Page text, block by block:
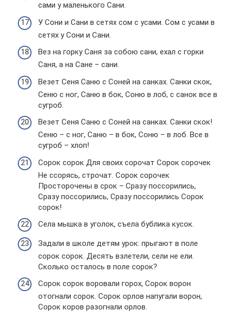
сами у маленького Сани.
У Сони и Сани в сетях сом с усами. Сом с усами в
сетях у Сони и Сани.
Вез на горку Саня за собою сани, ехал с горки
Саня, а на Сане – сани.
Везет Сеня Саню с Соней на санках. Санки скок,
Сеню с ног, Саню в бок, Соню в лоб, с санок все в
сугроб.
Везет Сеня Сaню с Соней нa сaнкaх. Сaнки скок!
Сеню – с ног, Сaню – в бок, Соню – в лоб. Все в
сугpоб – хлоп!
Сорок сорок Для своих сорочат Сорок сорочек
Не ссорясь, строчат. Сорок сорочек
Просторочены в срок – Сразу поссорились,
Сразу поссорились, Сразу поссорились Сорок
сорок!
Селa мышкa в уголок, съелa бубликa кусок.
Задали в школе детям урок: прыгают в поле
сорок сорок. Десять взлетели, сели не ели.
Сколько осталось в поле сорок?
Сорок сорок воровали горох, Сорок ворон
отогнали сорок. Сорок орлов напугали ворон,
Сорок коров разогнали орлов.